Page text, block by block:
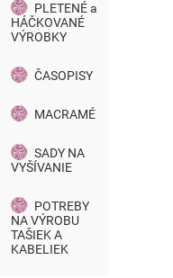
PLETENÉ a
HÁČKOVANÉ
VÝROBKY
ČASOPISY
MACRAMÉ
SADY NA
VYŠÍVANIE
POTREBY
NA VÝROBU
TAŠIEK A
KABELIEK